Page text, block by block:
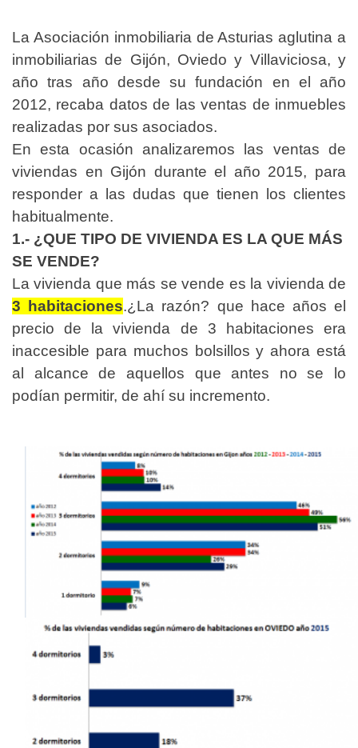
La Asociación inmobiliaria de Asturias aglutina a
inmobiliarias de Gijón, Oviedo y Villaviciosa, y
año tras año desde su fundación en el año
2012, recaba datos de las ventas de inmuebles
realizadas por sus asociados.
En esta ocasión analizaremos las ventas de
viviendas en Gijón durante el año 2015, para
responder a las dudas que tienen los clientes
habitualmente.
1.- ¿QUE TIPO DE VIVIENDA ES LA QUE MÁS
SE VENDE?
La vivienda que más se vende es la vivienda de
3 habitaciones.¿La razón? que hace años el
precio de la vivienda de 3 habitaciones era
inaccesible para muchos bolsillos y ahora está
al alcance de aquellos que antes no se lo
podían permitir, de ahí su incremento.